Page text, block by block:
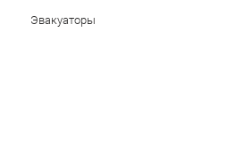
Эвакуаторы